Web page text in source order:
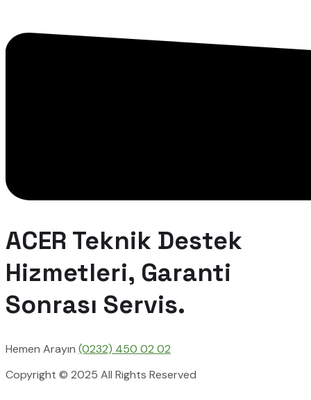
ACER Teknik Destek
Hizmetleri, Garanti
Sonrası Servis.
Hemen Arayın (0232) 450 02 02
Copyright © 2025 All Rights Reserved